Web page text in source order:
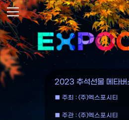
2023 추석선물 메타버
■ 주최 : (주)엑스포시티
■ 주관 : (주)엑스포시티